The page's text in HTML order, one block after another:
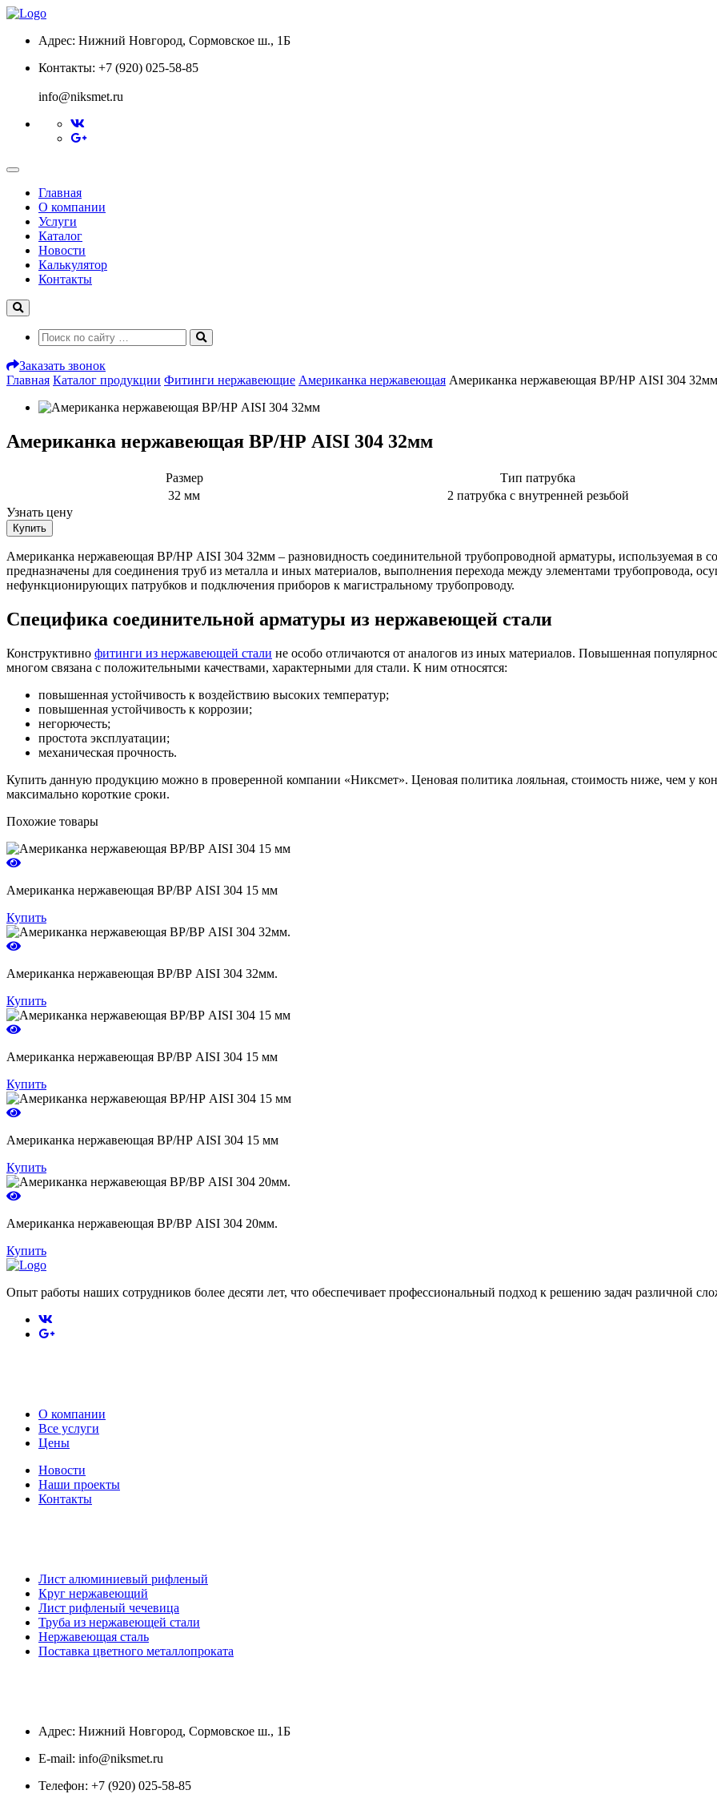
Адрес: Нижний Новгород, Сормовское ш., 1Б
Контакты: +7 (920) 025-58-85
info@niksmet.ru
Главная
О компании
Услуги
Каталог
Новости
Калькулятор
Контакты
Заказать звонок
Главная Каталог продукции Фитинги нержавеющие Американка нержавеющая Американка нержавеющая ВР/НР AISI 304 32мм
Американка нержавеющая ВР/НР AISI 304 32мм
Размер Тип патрубка
32 мм
2 патрубка с внутренней резьбой
Узнать цену
Купить
Американка нержавеющая ВР/НР AISI 304 32мм – разновидность соединительной трубопроводной арматуры, используемая в
предназначены для соединения труб из металла и иных материалов, выполнения перехода между элементами трубопровода,
нефункционирующих патрубков и подключения приборов к магистральному трубопроводу.
Специфика соединительной арматуры из нержавеющей стали
Конструктивно фитинги из нержавеющей стали не особо отличаются от аналогов из иных материалов. Повышенная
многом связана с положительными качествами, характерными для стали. К ним относятся:
повышенная устойчивость к воздействию высоких температур;
повышенная устойчивость к коррозии;
негорючесть;
простота эксплуатации;
механическая прочность.
Купить данную продукцию можно в проверенной компании «Никсмет». Ценовая политика лояльная, стоимость ниже, чем у
максимально короткие сроки.
Похожие товары
Американка нержавеющая ВР/ВР AISI 304 15 мм
Купить
Американка нержавеющая ВР/ВР AISI 304 32мм.
Купить
Американка нержавеющая ВР/ВР AISI 304 15 мм
Купить
Американка нержавеющая ВР/НР AISI 304 15 мм
Купить
Американка нержавеющая ВР/ВР AISI 304 20мм.
Купить
Опыт работы наших сотрудников более десяти лет, что обеспечивает профессиональный подход к решению задач различной
О компании
Все услуги
Цены
Новости
Наши проекты
Контакты
Лист алюминиевый рифленый
Круг нержавеющий
Лист рифленый чечевица
Труба из нержавеющей стали
Нержавеющая сталь
Поставка цветного металлопроката
Адрес: Нижний Новгород, Сормовское ш., 1Б
E-mail: info@niksmet.ru
Телефон: +7 (920) 025-58-85